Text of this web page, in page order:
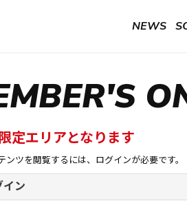
NEWS
定エリアとなります
ンツを閲覧するには、ログインが必要です。
イン